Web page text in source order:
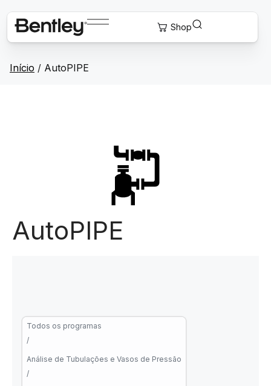
Início / AutoPIPE
AutoPIPE
Todos os programas
/
Análise de Tubulações e Vasos de Pressão
/